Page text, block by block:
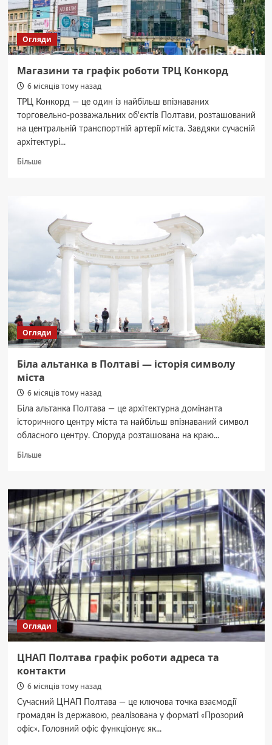
Огляди
Магазини та графік роботи ТРЦ Конкорд
6 місяців тому назад
ТРЦ Конкорд — це один із найбільш впізнаваних
торговельно-розважальних об'єктів Полтави, розташований
на центральній транспортній артерії міста. Завдяки сучасній
архітектурі...
БільшеДокладніше
роботи
ТРЦ
Конкорд
Огляди
Біла альтанка в Полтаві — історія символу
міста
6 місяців тому назад
Біла альтанка Полтава — це архітектурна домінанта
історичного центру міста та найбільш впізнаваний символ
обласного центру. Споруда розташована на краю...
БільшеДокладніше
альтанка
в
Полтаві
—
історія
символу
міста
Огляди
ЦНАП Полтава графік роботи адреса та
контакти
6 місяців тому назад
Сучасний ЦНАП Полтава — це ключова точка взаємодії
громадян із державою, реалізована у форматі «Прозорий
офіс». Головний офіс функціонує як...